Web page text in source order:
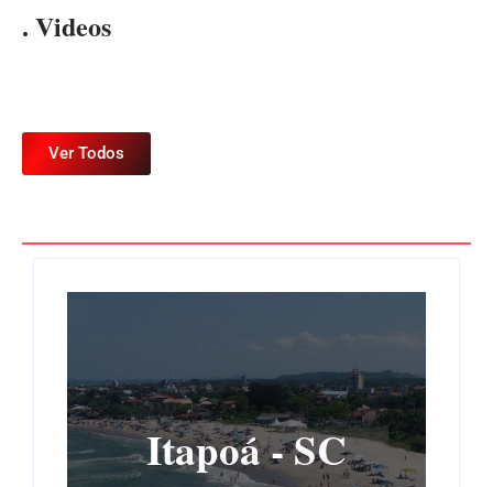
. Videos
Ver Todos
Itapoá - SC